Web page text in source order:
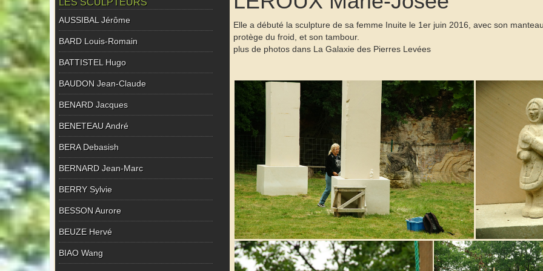
AUSSIBAL Jérôme
BARD Louis-Romain
BATTISTEL Hugo
BAUDON Jean-Claude
BENARD Jacques
BENETEAU André
BERA Debasish
BERNARD Jean-Marc
BERRY Sylvie
BESSON Aurore
BEUZE Hervé
BIAO Wang
Elle a débuté la sculpture de sa femme Inuite le 1er juin 2016, avec son
protège du froid, et son tambour.
plus de photos dans La Galaxie des Pierres Levées